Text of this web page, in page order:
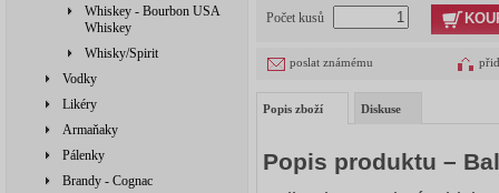
Whiskey - Bourbon USA
Whiskey
Whisky/Spirit
Vodky
Likéry
Armaňaky
Pálenky
Brandy - Cognac
Počet kusů
poslat známému
Popis zboží Diskuse
Popis produktu –